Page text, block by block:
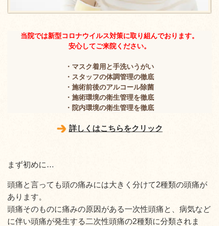
当院では新型コロナウイルス対策に取り組んでおります。
安心してご来院ください。
・マスク着用と手洗いうがい
・スタッフの体調管理の徹底
・施術前後のアルコール除菌
・施術環境の衛生管理を徹底
・院内環境の衛生管理を徹底
詳しくはこちらをクリック
まず初めに…
頭痛と言っても頭の痛みには大きく分けて2種類の頭痛が
あります。
頭痛そのものに痛みの原因がある一次性頭痛と、病気など
に伴い頭痛が発生する二次性頭痛の2種類に分類されま